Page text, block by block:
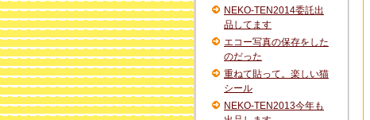
NEKO-TEN2014委託出
品してます
エコー写真の保存をした
のだった
重ねて貼って。楽しい猫
シール
NEKO-TEN2013今年も